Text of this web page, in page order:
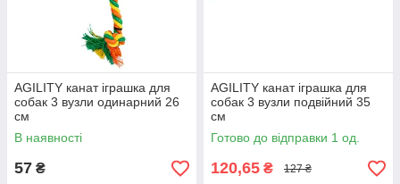
AGILITY канат іграшка для
собак 3 вузли одинарний 26
см
В наявності
57 ₴
AGILITY канат іграшка для
собак 3 вузли подвійний 35
см
Готово до відправки 1 од.
120,65 ₴ 127 ₴